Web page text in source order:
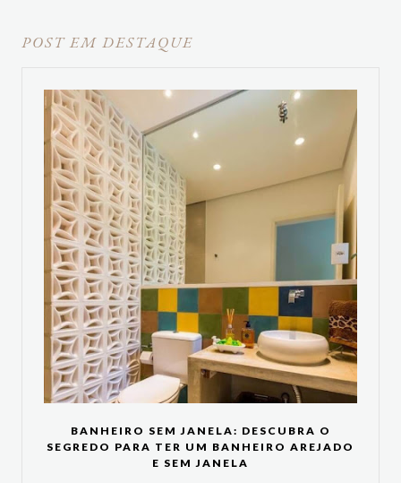
POST EM DESTAQUE
BANHEIRO SEM JANELA: DESCUBRA O
SEGREDO PARA TER UM BANHEIRO AREJADO
E SEM JANELA